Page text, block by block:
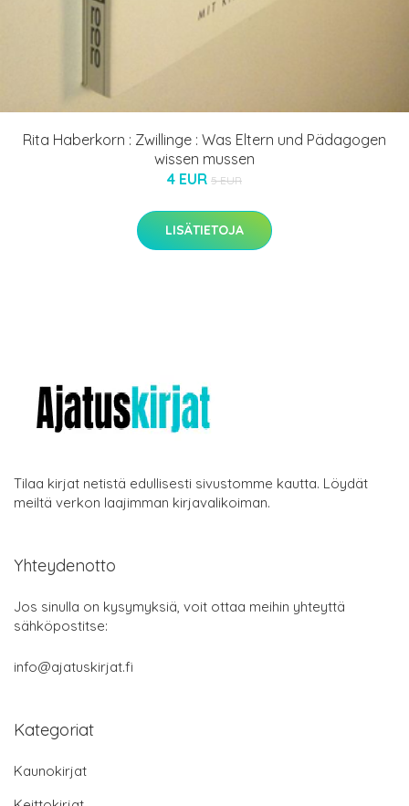
Rita Haberkorn : Zwillinge : Was Eltern und Pädagogen
wissen mussen
4 EUR 5 EUR
LISÄTIETOJA
Tilaa kirjat netistä edullisesti sivustomme kautta. Löydät
meiltä verkon laajimman kirjavalikoiman.
Yhteydenotto
Jos sinulla on kysymyksiä, voit ottaa meihin yhteyttä
sähköpostitse:
info@ajatuskirjat.fi
Kategoriat
Kaunokirjat